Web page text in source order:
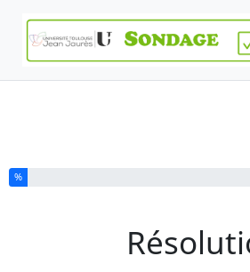
Vous avez complété % de ce
%